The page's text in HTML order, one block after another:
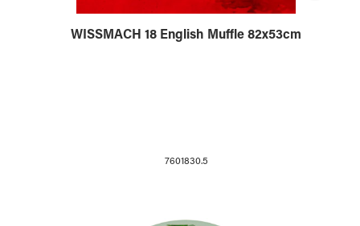
WISSMACH 18 English Muffle 82x53cm
7601830.5